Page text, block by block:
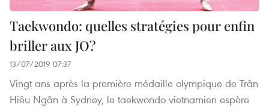
Taekwondo: quelles stratégies pour enfin
briller aux JO?
13/07/2019 07:37
Vingt ans après la première médaille olympique de Trân
Hiêu Ngân à Sydney, le taekwondo vietnamien espère